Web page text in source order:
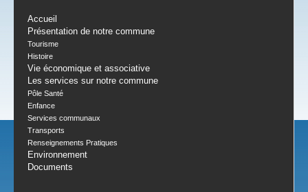
Accueil
Présentation de notre commune
Tourisme
Histoire
Vie économique et associative
Les services sur notre commune
Pôle Santé
Enfance
Services communaux
Transports
Renseignements Pratiques
Environnement
Documents